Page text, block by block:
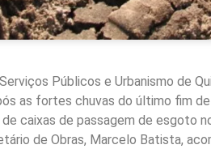
Públicos e Urbanismo de
as fortes chuvas do último fim
caixas de passagem de esgoto
de Obras, Marcelo Batista,